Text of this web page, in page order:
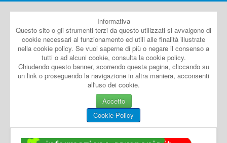
Informativa
Questo sito o gli strumenti terzi da questo utilizzati si avvalgono di
cookie necessari al funzionamento ed utili alle finalità illustrate
nella cookie policy. Se vuoi saperne di più o negare il consenso a
tutti o ad alcuni cookie, consulta la cookie policy.
Chiudendo questo banner, scorrendo questa pagina, cliccando su
un link o proseguendo la navigazione in altra maniera, acconsenti
all'uso dei cookie.
Accetto
Cookie Policy